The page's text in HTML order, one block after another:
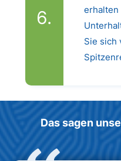
erhalten
Sie sich
Das sagen